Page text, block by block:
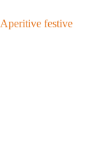
Aperitive festive